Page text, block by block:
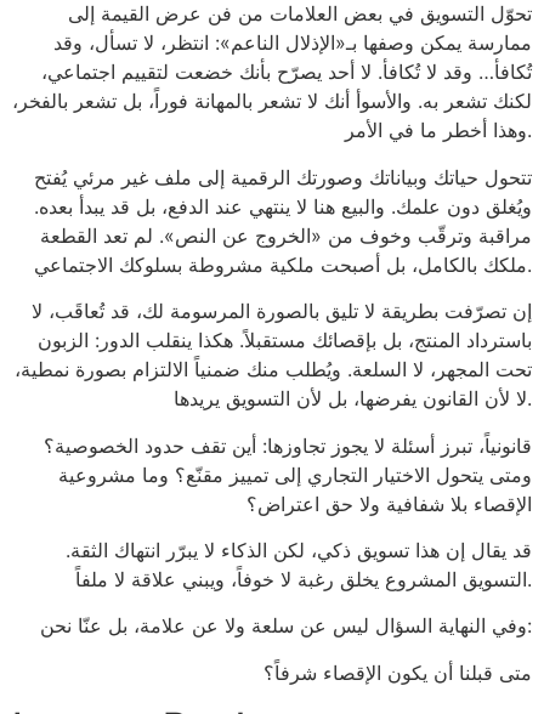
تحوّل التسويق في بعض العلامات من فن عرض القيمة إلى
ممارسة يمكن وصفها بـ«الإذلال الناعم»: انتظر، لا تسأل، وقد
تُكافأ… وقد لا تُكافأ. لا أحد يصرّح بأنك خضعت لتقييم اجتماعي،
لكنك تشعر به. والأسوأ أنك لا تشعر بالمهانة فوراً، بل تشعر بالفخر،
وهذا أخطر ما في الأمر.
تتحول حياتك وبياناتك وصورتك الرقمية إلى ملف غير مرئي يُفتح
ويُغلق دون علمك. والبيع هنا لا ينتهي عند الدفع، بل قد يبدأ بعده.
مراقبة وترقّب وخوف من «الخروج عن النص». لم تعد القطعة
ملكك بالكامل، بل أصبحت ملكية مشروطة بسلوكك الاجتماعي.
إن تصرّفت بطريقة لا تليق بالصورة المرسومة لك، قد تُعاقَب، لا
باسترداد المنتج، بل بإقصائك مستقبلاً. هكذا ينقلب الدور: الزبون
تحت المجهر، لا السلعة. ويُطلب منك ضمنياً الالتزام بصورة نمطية،
لا لأن القانون يفرضها، بل لأن التسويق يريدها.
قانونياً، تبرز أسئلة لا يجوز تجاوزها: أين تقف حدود الخصوصية؟
ومتى يتحول الاختيار التجاري إلى تمييز مقنّع؟ وما مشروعية
الإقصاء بلا شفافية ولا حق اعتراض؟
قد يقال إن هذا تسويق ذكي، لكن الذكاء لا يبرّر انتهاك الثقة.
التسويق المشروع يخلق رغبة لا خوفاً، ويبني علاقة لا ملفاً.
وفي النهاية السؤال ليس عن سلعة ولا عن علامة، بل عنّا نحن:
متى قبلنا أن يكون الإقصاء شرفاً؟